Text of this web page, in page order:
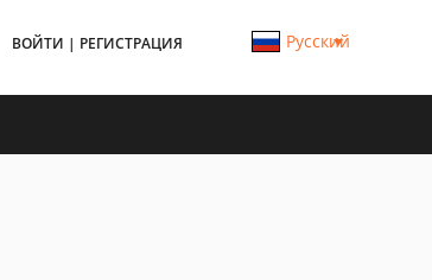
ВОЙТИ | РЕГИСТРАЦИЯ Русский